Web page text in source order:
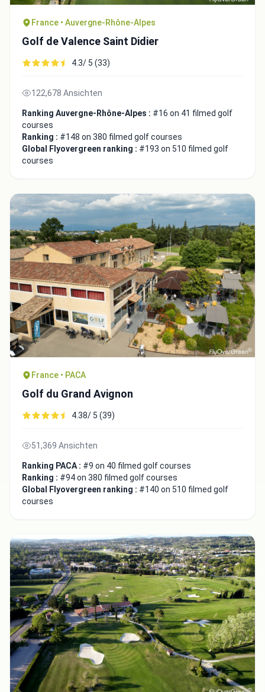
France • Auvergne-Rhône-Alpes
Golf de Valence Saint Didier
4.3/ 5 (33)
122,678 Ansichten
Ranking Auvergne-Rhône-Alpes : #16 on 41 filmed golf
courses
Ranking : #148 on 380 filmed golf courses
Global Flyovergreen ranking : #193 on 510 filmed golf
courses
France • PACA
Golf du Grand Avignon
4.38/ 5 (39)
51,369 Ansichten
Ranking PACA : #9 on 40 filmed golf courses
Ranking : #94 on 380 filmed golf courses
Global Flyovergreen ranking : #140 on 510 filmed golf
courses